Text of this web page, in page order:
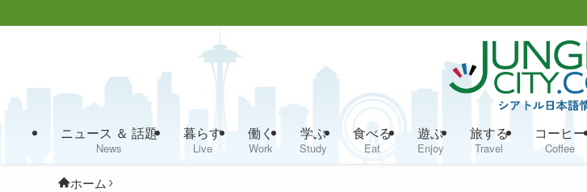
ニュース ＆ 話題
News
暮らす
Live
働く
Work
学ぶ
Study
食べる
Eat
遊ぶ
Enjoy
旅する
Travel
コーヒー
Coffee
ホーム